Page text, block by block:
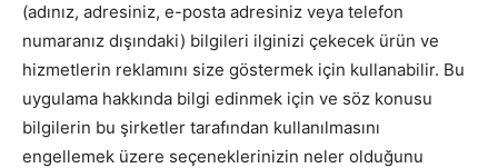
(adınız, adresiniz, e-posta adresiniz veya telefon
numaranız dışındaki) bilgileri ilginizi çekecek ürün ve
hizmetlerin reklamını size göstermek için kullanabilir. Bu
uygulama hakkında bilgi edinmek için ve söz konusu
bilgilerin bu şirketler tarafından kullanılmasını
engellemek üzere seçeneklerinizin neler olduğunu